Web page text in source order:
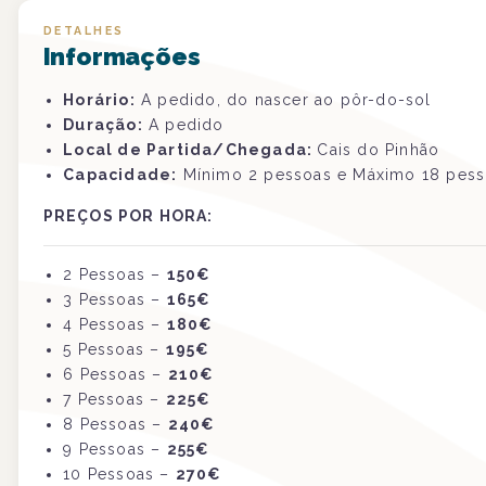
DETALHES
Informações
Horário: A pedido, do nascer ao pôr-do-sol
Duração: A pedido
Local de Partida/Chegada: Cais do Pinhão
Capacidade:
Mínimo 2 pessoas e Máximo 18
PREÇOS POR HORA:
2 Pessoas – 150€
3
Pessoas – 165€
4 Pessoas – 180€
5 Pessoas – 195€
6
Pessoas – 210€
7 Pessoas – 225€
8
Pessoas – 240€
9
Pessoas – 255€
10
Pessoas – 270€